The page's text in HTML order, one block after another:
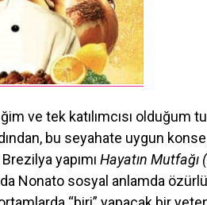
ve tek katılımcısı olduğum
bu seyahate uygun
yapımı Hayatın Mutfağı
Nonato sosyal anlamda